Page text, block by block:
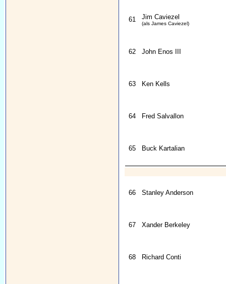
61 Jim Caviezel
(als James Caviezel)
62 John Enos III
63 Ken Kells
64 Fred Salvallon
65 Buck Kartalian
66 Stanley Anderson
67 Xander Berkeley
68 Richard Conti